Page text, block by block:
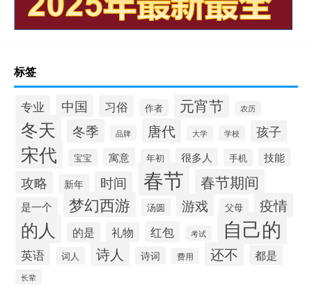
标签
专业 中国 习俗 作者 元宵节 农历
冬天 冬季 品牌 唐代 大学 学校 孩子
宋代 宝宝 寓意 年初 很多人 手机 技能
攻略 新年 时间 春节 春节期间
是一个 梦幻西游 汤圆 游戏 父母 疫情
的人 的是 礼物 红包 考试 自己的
英语 词人 诗人 诗词 费用 还不 都是
长辈